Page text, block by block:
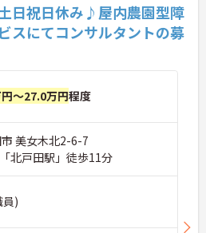
日祝日休み♪屋内農園型障
スにてコンサルタントの募
～27.0万円程度
美女木北2-6-7
北戸田駅」徒歩11分
員)